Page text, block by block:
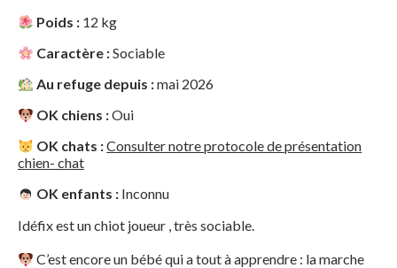
Poids : 12 kg
Caractère :Sociable
Au refuge depuis :mai 2026
OK chiens :Oui
OK chats :Consulter notre protocole de présentation
chien- chat
OK enfants : Inconnu
Idéfix est un chiot joueur , très sociable.
C’est encore un bébé qui a tout à apprendre : la marche